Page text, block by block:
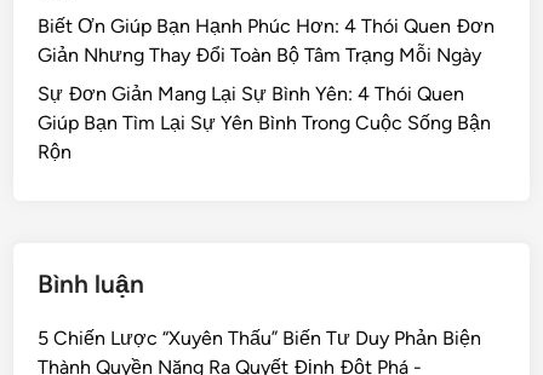
Biết Ơn Giúp Bạn Hạnh Phúc Hơn: 4 Thói Quen Đơn
Giản Nhưng Thay Đổi Toàn Bộ Tâm Trạng Mỗi Ngày
Sự Đơn Giản Mang Lại Sự Bình Yên: 4 Thói Quen
Giúp Bạn Tìm Lại Sự Yên Bình Trong Cuộc Sống Bận
Rộn
Bình luận
5 Chiến Lược “Xuyên Thấu” Biến Tư Duy Phản Biện
Thành Quyền Năng Ra Quyết Định Đột Phá -